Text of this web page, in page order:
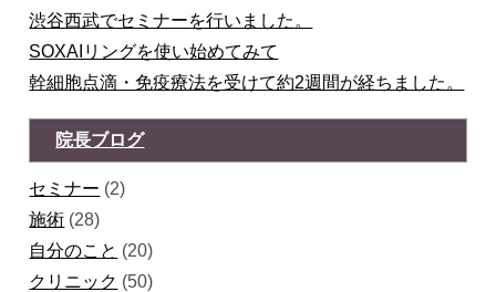
渋谷西武でセミナーを行いました。
SOXAIリングを使い始めてみて
幹細胞点滴・免疫療法を受けて約2週間が経ちました。
院長ブログ
セミナー (2)
施術 (28)
自分のこと (20)
クリニック (50)